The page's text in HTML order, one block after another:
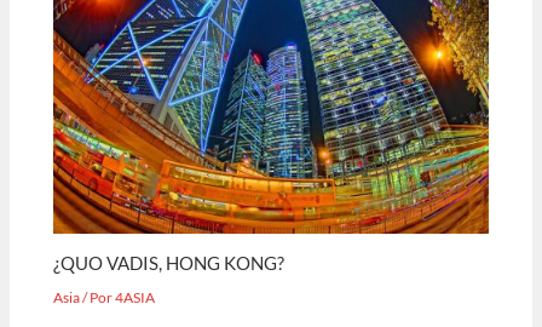
¿QUO VADIS, HONG KONG?
Asia/ Por4ASIA